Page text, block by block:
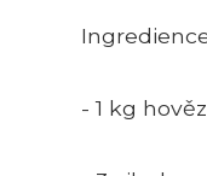
- 1 kg